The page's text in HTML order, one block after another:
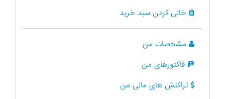
خالی کردن سبد خرید
مشخصات من
فاکتورهای من
تراکنش های مالی من